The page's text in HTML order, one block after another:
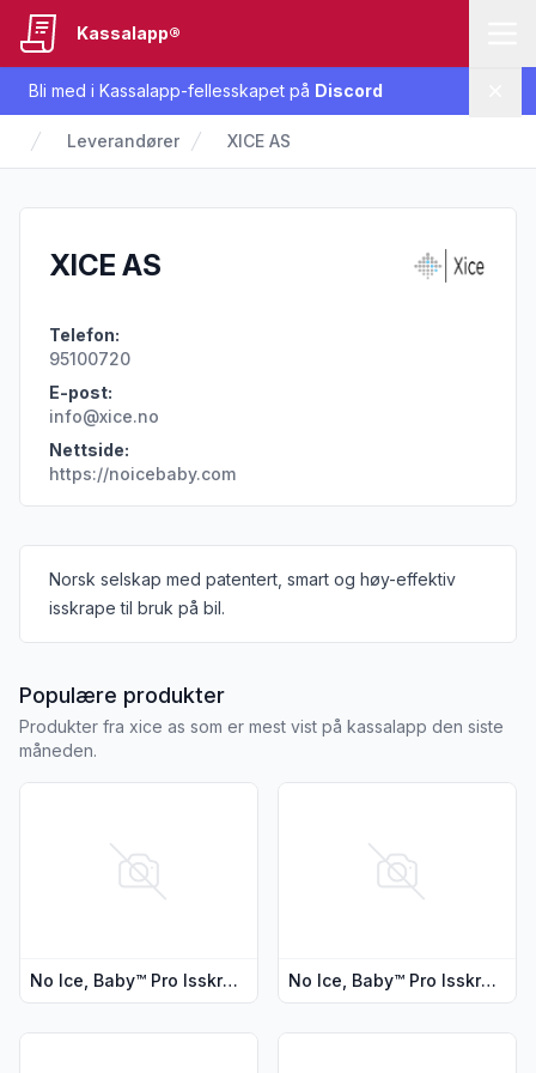
Bli med i Kassalapp-fellesskapet på Discord
Kassalapp®
Leverandører XICE AS
XICE AS
Telefon:
95100720
E-post:
info@xice.no
Nettside:
https://noicebaby.com
Informasjon om leverandøren
Norsk selskap med patentert, smart og høy-effektiv
isskrape til bruk på bil.
Populære produkterfra XICE AS
Produkter fra xice as som er mest vist på kassalapp den siste
måneden.
No Ice, Baby™ Pro Isskrape, Svart, Konisk Rund No Ice, Baby™ Pro Isskrape, Rød, Konisk Rund
Vis flere detaljer for produktet "No Ice, Baby™ Duo -
Vis flere detaljer for